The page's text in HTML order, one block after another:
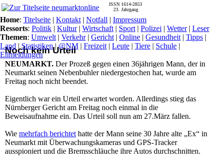
Noch kein Urteil
NEUMARKT. Der Prozeß gegen einen 36jährigen Mann, der in
Neumarkt seinen Nebenbuhler niedergestochen hat, wurde am
Freitag noch nicht beendet.
Eigentlich war ein Urteil erwartet worden. Allerdings stieg das
Nürnberger Gericht am Freitag noch einmal in die
Beweisaufnahme ein. Das Urteil soll nun am 27.März fallen.
Wie mehrfach berichtet hatte der Mann seine 30 Jahre alte „Ex“ in
Neumarkt mit Überwachungskameras und GPS-Tracker
ausspioniert und die Bremsschläuche ihre Autos durchschnitten.
ISSN 1614-2853
23. Jahrgang
Home: Titelseite | Kontakt | Notfall | Impressum
Ressorts: Politik | Kultur| Wirtschaft | Sport | Polizei | Wetter| Leser
Themen: Umwelt | Verkehr| Gericht | Online | Gesundheit | Tipps |
Land | Statistiken|@NM | Freizeit | Leute | Tiere | Schule |
Eilmeldungen